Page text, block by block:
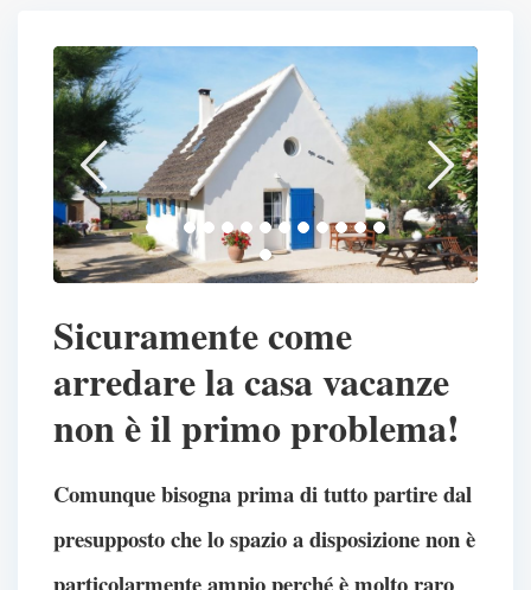
Sicuramente come
arredare la casa vacanze
non è il primo problema!
Comunque bisogna prima di tutto partire dal
presupposto che lo spazio a disposizione non è